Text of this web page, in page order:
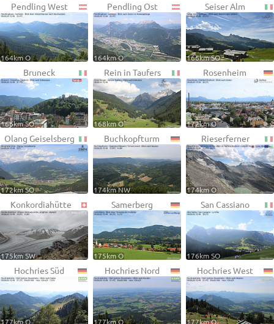
Pendling West
164km O
Pendling Ost
164km O
Seiser Alm
166km SO
Bruneck
166km SO
Rein in Taufers
168km O
Rosenheim
172km O
Olang Geiselsberg
172km SO
Buchkopfturm
174km NW
Rieserferner
174km O
Konkordiahütte
175km SW
Samerberg
175km O
San Cassiano
176km SO
Hochries Süd
177km O
Hochries Nord
177km O
Hochries West
177km O